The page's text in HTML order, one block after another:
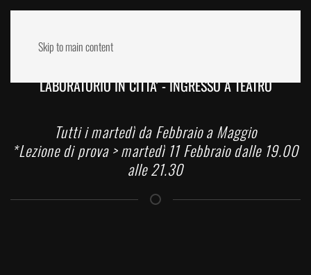
Skip to main content
LABORATORIO IN CITTA' - INGRESSO A TEATRO
Tutti i martedì da Febbraio a Maggio
*Lezione di prova > martedì 11 Febbraio dalle 19.00
alle 21.30